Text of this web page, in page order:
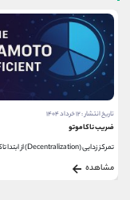
تاریخ انتشار : ۲۶ دی ۱۴۰۳
ابزارهای آنلاین سیگنال ارز دیجیتال
در دنیای تجارت ارزهای دیجیتال، همه چیز
مشاهده